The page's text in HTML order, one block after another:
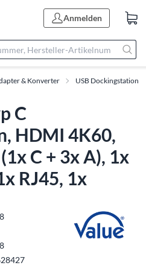
Anmelden
& Konverter USB Dockingstation
C
HDMI 4K60,
C + 3x A), 1x
RJ45, 1x